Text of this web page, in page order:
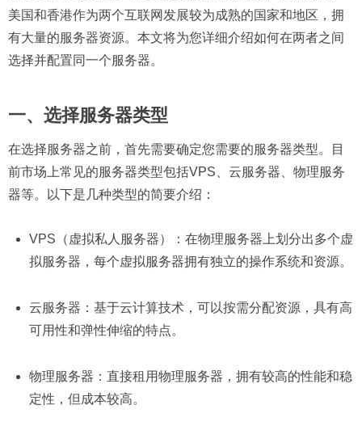
美国和香港作为两个互联网发展较为成熟的国家和地区，拥
有大量的服务器资源。本文将为您详细介绍如何在两者之间
选择并配置同一个服务器。
一、选择服务器类型
在选择服务器之前，首先需要确定您需要的服务器类型。目
前市场上常见的服务器类型包括VPS、云服务器、物理服务
器等。以下是几种类型的简要介绍：
VPS（虚拟私人服务器）：在物理服务器上划分出多个虚
拟服务器，每个虚拟服务器拥有独立的操作系统和资源。
云服务器：基于云计算技术，可以按需分配资源，具有高
可用性和弹性伸缩的特点。
物理服务器：直接租用物理服务器，拥有较高的性能和稳
定性，但成本较高。